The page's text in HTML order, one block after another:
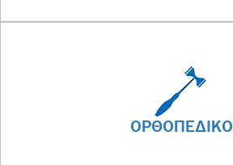
ΟΡΘΟΠΕΔΙΚΟ